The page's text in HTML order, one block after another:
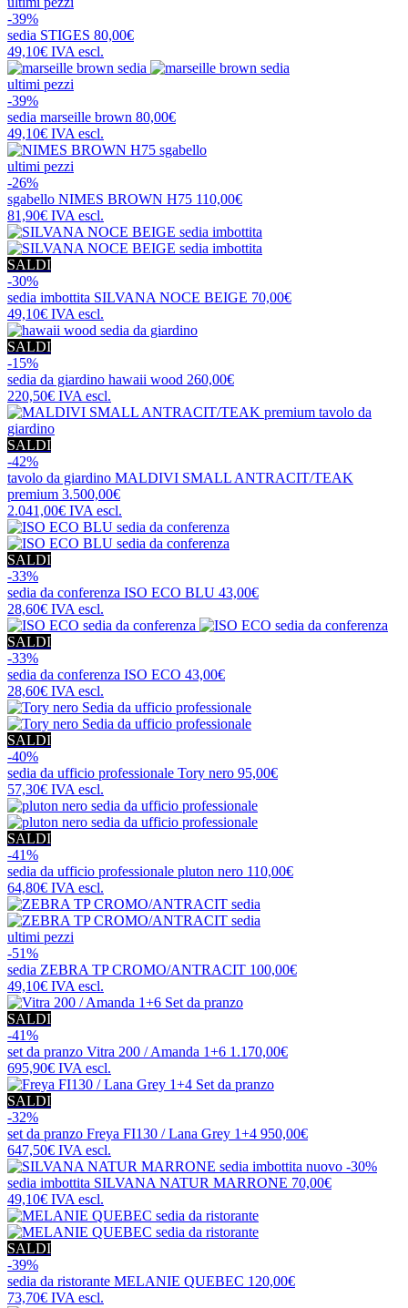
-39%
sedia STIGES 80,00€
49,10€ IVA escl.
ultimi pezzi
-39%
sedia marseille brown 80,00€
49,10€ IVA escl.
ultimi pezzi
-26%
sgabello NIMES BROWN H75 110,00€
81,90€ IVA escl.
SALDI
-30%
sedia imbottita SILVANA NOCE BEIGE 70,00€
49,10€ IVA escl.
SALDI
-15%
sedia da giardino hawaii wood 260,00€
220,50€ IVA escl.
SALDI
-42%
tavolo da giardino MALDIVI SMALL ANTRACIT/TEAK
premium 3.500,00€
2.041,00€ IVA escl.
SALDI
-33%
sedia da conferenza ISO ECO BLU 43,00€
28,60€ IVA escl.
SALDI
-33%
sedia da conferenza ISO ECO 43,00€
28,60€ IVA escl.
SALDI
-40%
sedia da ufficio professionale Tory nero 95,00€
57,30€ IVA escl.
SALDI
-41%
sedia da ufficio professionale pluton nero 110,00€
64,80€ IVA escl.
ultimi pezzi
-51%
sedia ZEBRA TP CROMO/ANTRACIT 100,00€
49,10€ IVA escl.
SALDI
-41%
set da pranzo Vitra 200 / Amanda 1+6 1.170,00€
695,90€ IVA escl.
SALDI
-32%
set da pranzo Freya FI130 / Lana Grey 1+4 950,00€
647,50€ IVA escl.
nuovo -30%
sedia imbottita SILVANA NATUR MARRONE 70,00€
49,10€ IVA escl.
SALDI
-39%
sedia da ristorante MELANIE QUEBEC 120,00€
73,70€ IVA escl.